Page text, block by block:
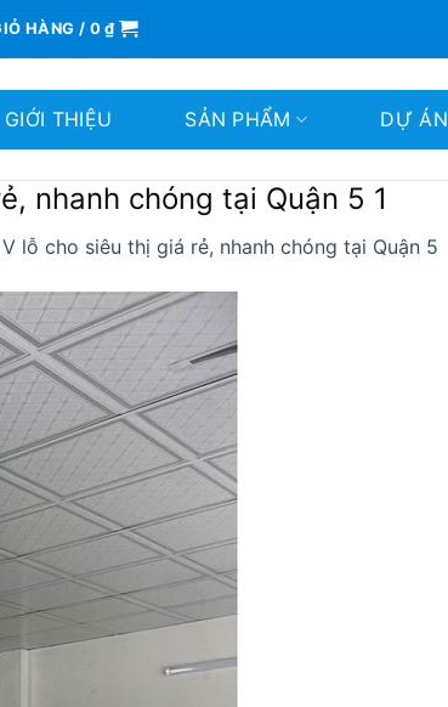
HÀNG / 0₫
GIỚI THIỆU SẢN PHẨM DỰ ÁN
nhanh chóng tại Quận 5 1
lỗ cho siêu thị giá rẻ, nhanh chóng tại Quận 5